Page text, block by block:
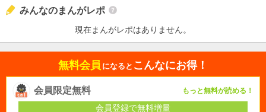
みんなのまんがレポ
現在まんがレポはありません。
無料会員 になると こんなにお得！
会員限定無料 もっと無料が読める！
会員登録で無料増量